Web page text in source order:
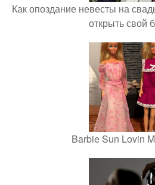
Как опоздание невесты на
открыть свой
Barbie Sun Lovin